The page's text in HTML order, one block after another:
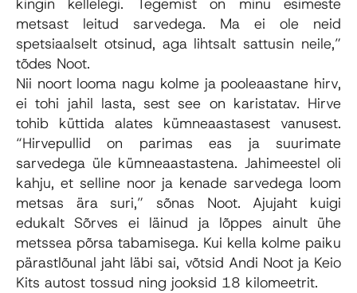
kingin kellelegi. Tegemist on minu esimeste
metsast leitud sarvedega. Ma ei ole neid
spetsiaalselt otsinud, aga lihtsalt sattusin neile,”
tõdes Noot.
Nii noort looma nagu kolme ja pooleaastane hirv,
ei tohi jahil lasta, sest see on karistatav. Hirve
tohib küttida alates kümneaastasest vanusest.
“Hirvepullid on parimas eas ja suurimate
sarvedega üle kümneaastastena. Jahimeestel oli
kahju, et selline noor ja kenade sarvedega loom
metsas ära suri,” sõnas Noot. Ajujaht kuigi
edukalt Sõrves ei läinud ja lõppes ainult ühe
metssea põrsa tabamisega. Kui kella kolme paiku
pärastlõunal jaht läbi sai, võtsid Andi Noot ja Keio
Kits autost tossud ning jooksid 18 kilomeetrit.